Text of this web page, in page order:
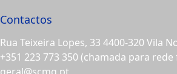
Contactos
Rua Teixeira Lopes, 33 4400-320 Vila
+351 223 773 350 (chamada para rede